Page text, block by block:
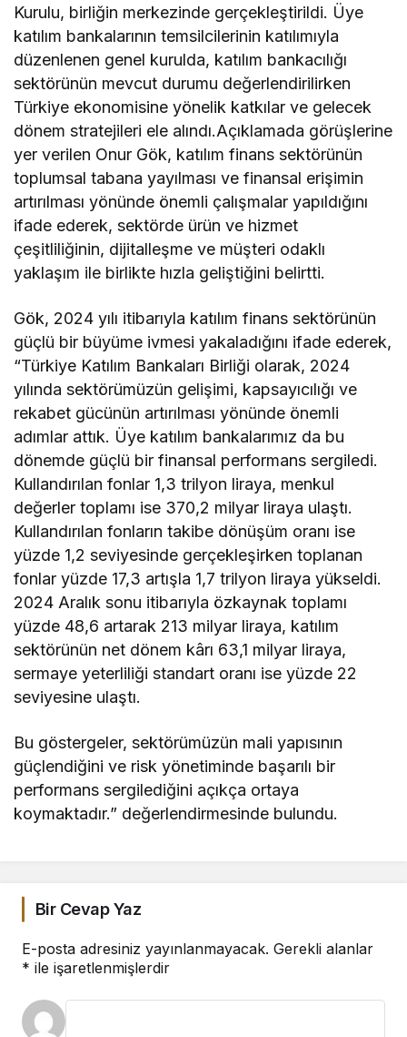
Kurulu, birliğin merkezinde gerçekleştirildi. Üye
katılım bankalarının temsilcilerinin katılımıyla
düzenlenen genel kurulda, katılım bankacılığı
sektörünün mevcut durumu değerlendirilirken
Türkiye ekonomisine yönelik katkılar ve gelecek
dönem stratejileri ele alındı.Açıklamada görüşlerine
yer verilen Onur Gök, katılım finans sektörünün
toplumsal tabana yayılması ve finansal erişimin
artırılması yönünde önemli çalışmalar yapıldığını
ifade ederek, sektörde ürün ve hizmet
çeşitliliğinin, dijitalleşme ve müşteri odaklı
yaklaşım ile birlikte hızla geliştiğini belirtti.
Gök, 2024 yılı itibarıyla katılım finans sektörünün
güçlü bir büyüme ivmesi yakaladığını ifade ederek,
“Türkiye Katılım Bankaları Birliği olarak, 2024
yılında sektörümüzün gelişimi, kapsayıcılığı ve
rekabet gücünün artırılması yönünde önemli
adımlar attık. Üye katılım bankalarımız da bu
dönemde güçlü bir finansal performans sergiledi.
Kullandırılan fonlar 1,3 trilyon liraya, menkul
değerler toplamı ise 370,2 milyar liraya ulaştı.
Kullandırılan fonların takibe dönüşüm oranı ise
yüzde 1,2 seviyesinde gerçekleşirken toplanan
fonlar yüzde 17,3 artışla 1,7 trilyon liraya yükseldi.
2024 Aralık sonu itibarıyla özkaynak toplamı
yüzde 48,6 artarak 213 milyar liraya, katılım
sektörünün net dönem kârı 63,1 milyar liraya,
sermaye yeterliliği standart oranı ise yüzde 22
seviyesine ulaştı.
Bu göstergeler, sektörümüzün mali yapısının
güçlendiğini ve risk yönetiminde başarılı bir
performans sergilediğini açıkça ortaya
koymaktadır.” değerlendirmesinde bulundu.
Bir Cevap Yaz
E-posta adresiniz yayınlanmayacak. Gerekli alanlar
* ile işaretlenmişlerdir